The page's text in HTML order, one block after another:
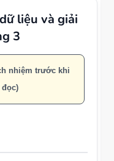
liệu và giải
3
nhiệm trước khi
đọc)